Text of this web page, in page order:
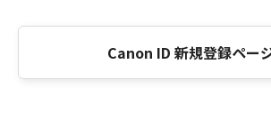
Canon ID 新規登録ペー